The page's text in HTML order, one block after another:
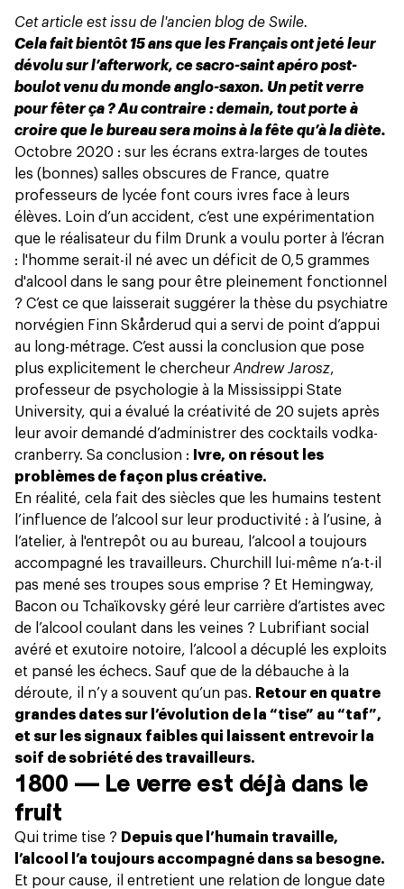
Cet article est issu de l'ancien blog de Swile.
Cela fait bientôt 15 ans que les Français ont jeté leur
dévolu sur l’afterwork, ce sacro-saint apéro post-
boulot venu du monde anglo-saxon. Un petit verre
pour fêter ça ? Au contraire : demain, tout porte à
croire que le bureau sera moins à la fête qu’à la diète.
Octobre 2020 : sur les écrans extra-larges de toutes
les (bonnes) salles obscures de France, quatre
professeurs de lycée font cours ivres face à leurs
élèves. Loin d’un accident, c’est une expérimentation
que le réalisateur du film Drunk a voulu porter à l’écran
: l'homme serait-il né avec un déficit de 0,5 grammes
d'alcool dans le sang pour être pleinement fonctionnel
? C’est ce que laisserait suggérer la thèse du psychiatre
norvégien Finn Skårderud qui a servi de point d’appui
au long-métrage. C’est aussi la conclusion que pose
plus explicitement le chercheur Andrew Jarosz,
professeur de psychologie à la Mississippi State
University, qui a évalué la créativité de 20 sujets après
leur avoir demandé d’administrer des cocktails vodka-
cranberry. Sa conclusion :
Ivre, on résout les
problèmes de façon plus créative.
En réalité, cela fait des siècles que les humains testent
l’influence de l’alcool sur leur productivité : à l’usine, à
l’atelier, à l'entrepôt ou au bureau, l’alcool a toujours
accompagné les travailleurs. Churchill lui-même n’a-t-il
pas mené ses troupes sous emprise ? Et Hemingway,
Bacon ou Tchaïkovsky géré leur carrière d’artistes avec
de l’alcool coulant dans les veines ? Lubrifiant social
avéré et exutoire notoire, l’alcool a décuplé les exploits
et pansé les échecs. Sauf que de la débauche à la
déroute, il n’y a souvent qu’un pas. Retour en quatre
grandes dates sur l’évolution de la “tise” au “taf”,
et sur les signaux faibles qui laissent entrevoir la
soif de sobriété des travailleurs.
1800 — Le verre est déjà dans le
fruit
Qui trime tise ? Depuis que l’humain travaille,
l’alcool l’a toujours accompagné dans sa besogne.
Et pour cause, il entretient une relation de longue date